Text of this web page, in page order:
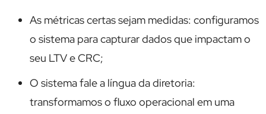
As métricas certas sejam medidas: configuramos
o sistema para capturar dados que impactam o
seu LTV e CRC;
O sistema fale a língua da diretoria:
transformamos o fluxo operacional em uma